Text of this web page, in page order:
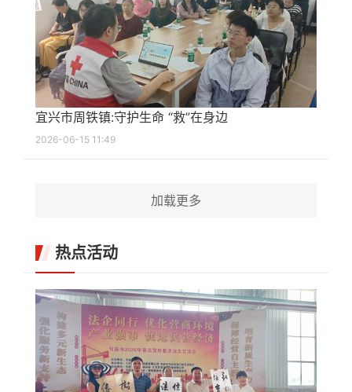
宜兴市周铁镇:守护生命 “救”在身边
2026-06-15 11:49
加载更多
热点活动